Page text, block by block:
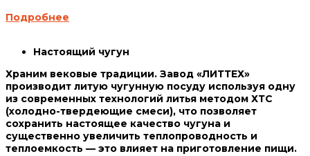
Подробнее
Настоящий чугун
Храним вековые традиции. Завод «ЛИТТЕХ»
производит литую чугунную посуду используя одну
из современных технологий литья методом ХТС
(холодно-твердеющие смеси), что позволяет
сохранить настоящее качество чугуна и
существенно увеличить теплопроводность и
теплоемкость — это влияет на приготовление пищи.